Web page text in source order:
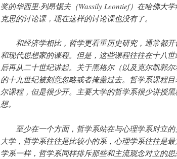
奖的华西里·列昂惕夫（Wassily Leontief）在哈佛大
克思的讨论课，现在这样的讨论课也没有了。
和经济学相比，哲学更看重历史研究，通常都开
和现代思想家的课程。但是，这些课程往往在十八
后再从二十世纪讲起。关于黑格尔（以及克尔凯郭
的十九世纪被刻意忽略或者掩盖过去。哲学系课程
尔课程，但是很少开。主要大学的哲学系很少讲授
想。
至少在一个方面，哲学系站在与心理学系对立的
大学，哲学系往往是比较小的系，心理学系往往是
学系一样，哲学系同样排斥那些和主流观念对立的思